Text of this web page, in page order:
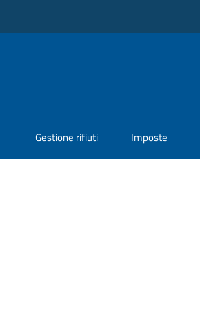
Gestione rifiuti Imposte